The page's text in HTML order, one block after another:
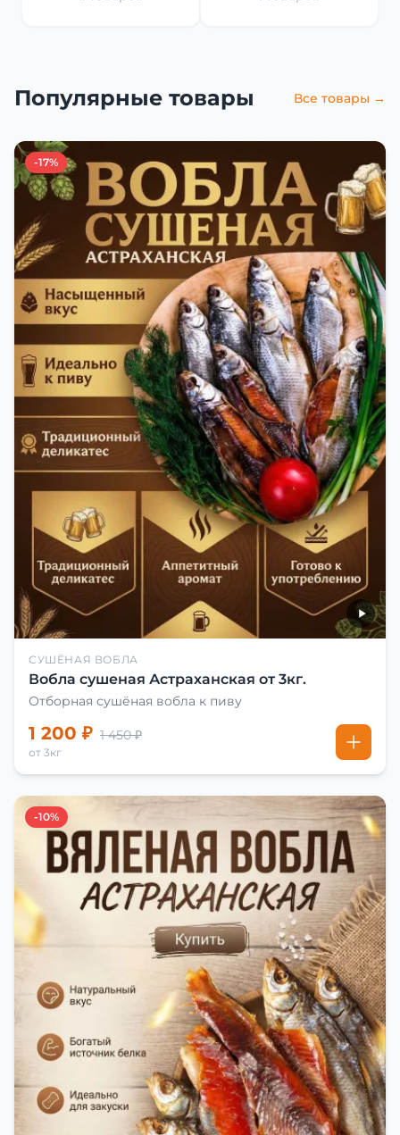
Популярные товары Все товары →
-17%
СУШЁНАЯ ВОБЛА
Вобла сушеная Астраханская от 3кг.
Отборная сушёная вобла к пиву
1 200 ₽ 1 450 ₽
от 3кг
-10%